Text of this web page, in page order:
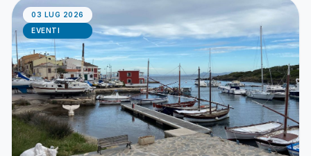
03 LUG 2026
EVENTI